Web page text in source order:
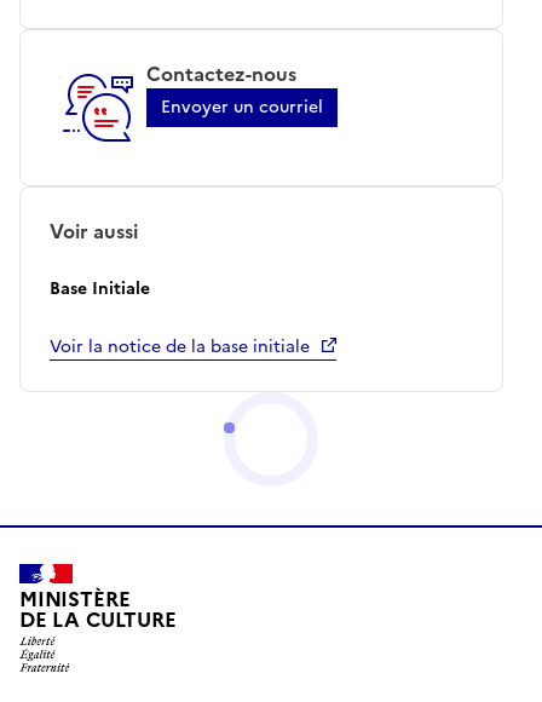
Contactez-nous
Envoyer un courriel
Voir aussi
Base Initiale
Voir la notice de la base initiale
MINISTÈRE
DE LA CULTURE